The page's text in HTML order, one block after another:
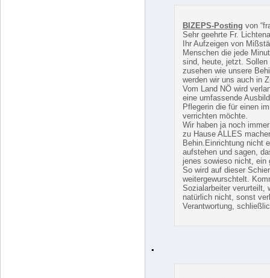
zusehen wie unsere
werden wir uns auch in
Vom Land NÖ wird
eine umfassende
Pflegerin die für einen
verrichten möchte.
Wir haben ja noch
zu Hause ALLES
Behin.Einrichtung nicht
aufstehen und sagen,
jenes sowieso nicht, ein
So wird auf dieser
weitergewurschtelt.
Sozialarbeiter verurteilt,
natürlich nicht, sonst
Verantwortung,